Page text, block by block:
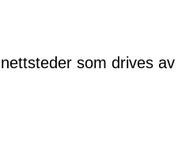
som drives